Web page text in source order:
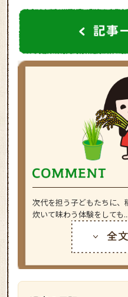
次代を担う子どもたちに
炊いて味わう体験をしても...